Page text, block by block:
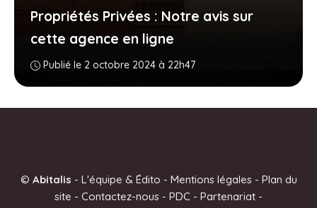
Propriétés Privées : Notre avis sur
cette agence en ligne
Publié le 2 octobre 2024 à 22h47
© Abitalis - L'équipe & Édito - Mentions légales- Plan du
site - Contactez-nous - PDC - Partenariat -